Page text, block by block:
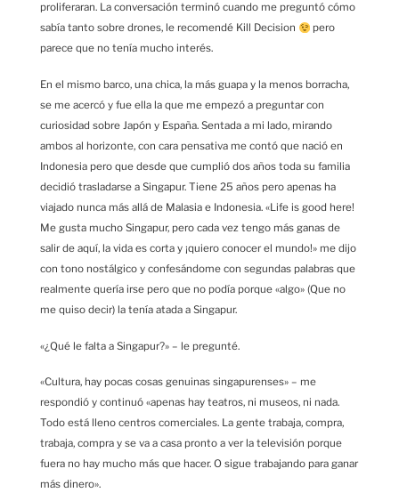
proliferaran. La conversación terminó cuando me preguntó cómo
sabía tanto sobre drones, le recomendé Kill Decision
pero
parece que no tenía mucho interés.
En el mismo barco, una chica, la más guapa y la menos borracha,
se me acercó y fue ella la que me empezó a preguntar con
curiosidad sobre Japón y España. Sentada a mi lado, mirando
ambos al horizonte, con cara pensativa me contó que nació en
Indonesia pero que desde que cumplió dos años toda su familia
decidió trasladarse a Singapur. Tiene 25 años pero apenas ha
viajado nunca más allá de Malasia e Indonesia. «Life is good here!
Me gusta mucho Singapur, pero cada vez tengo más ganas de
salir de aquí, la vida es corta y ¡quiero conocer el mundo!» me dijo
con tono nostálgico y confesándome con segundas palabras que
realmente quería irse pero que no podía porque «algo» (Que no
me quiso decir) la tenía atada a Singapur.
«¿Qué le falta a Singapur?» – le pregunté.
«Cultura, hay pocas cosas genuinas singapurenses» – me
respondió y continuó «apenas hay teatros, ni museos, ni nada.
Todo está lleno centros comerciales. La gente trabaja, compra,
trabaja, compra y se va a casa pronto a ver la televisión porque
fuera no hay mucho más que hacer. O sigue trabajando para ganar
más dinero».